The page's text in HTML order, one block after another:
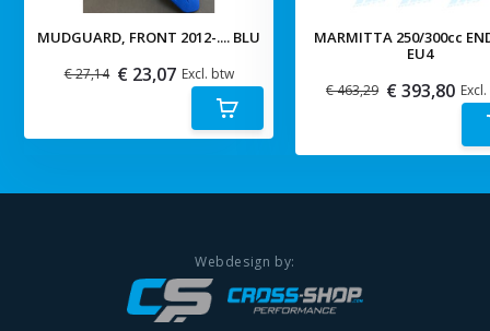
MUDGUARD, FRONT 2012-.... BLU
€ 27,14 € 23,07 Excl. btw
MARMITTA 250/300cc
EU4
€ 463,29 € 393,80